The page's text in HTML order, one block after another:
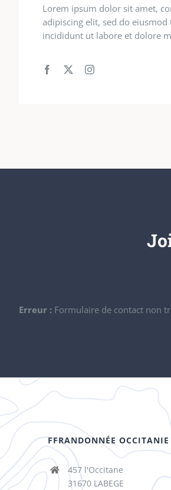
Lorem ipsum dolor sit amet,
adipiscing elit, sed do
incididunt ut labore et dolore
Erreur : Formulaire de contact non
FFRANDONNÉE OCCITANIE
457 l'Occitane
31670 LABEGE